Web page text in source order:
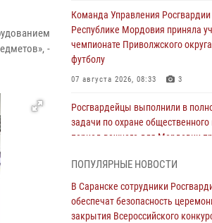
-
Команда Управления
Республике Мордовия приняла
чемпионате Приволжского
футболу
07 августа 2026, 08:33 3
Росгвардейцы выполнили в
задачи по охране
период важного для Мордовии
В Мордовии руководство и
Росгвардии приняли участие в
посвящённых 25-летию
ПОПУЛЯРНЫЕ НОВОСТИ
В Саранске сотрудники
обеспечат безопасность
закрытия Всероссийского